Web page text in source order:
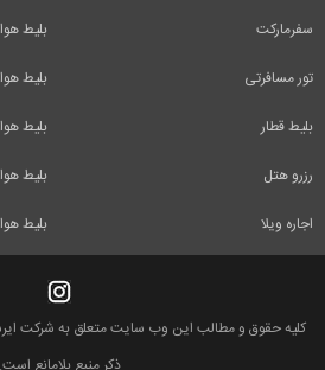
بلیط
بلیط
بلیط
بلیط
بلیط
سفرمارکت
تور مسافرتی
بلیط قطار
رزرو هتل
اجاره ویلا
کلیه حقوق و مطالب این وب سایت متعلق به شرکت